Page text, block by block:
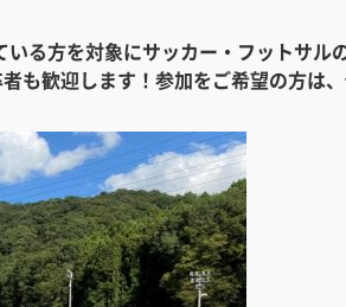
る方を対象にサッカー・フットサル
も歓迎します！参加をご希望の方は